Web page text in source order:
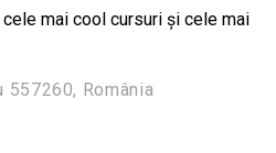
mai cool cursuri și cele mai
557260, România